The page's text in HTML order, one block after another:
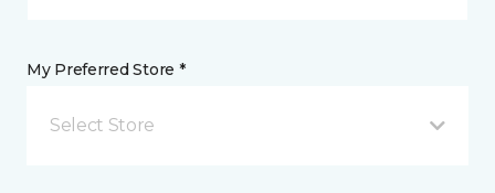
My Preferred Store *
Select Store